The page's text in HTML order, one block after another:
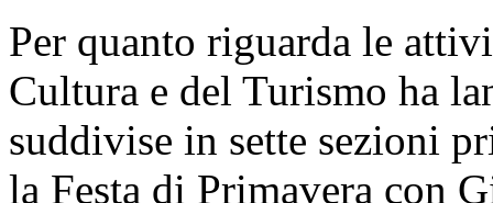
Per quanto riguarda le
Cultura e del Turismo ha
suddivise in sette sezioni
la Festa di Primavera con